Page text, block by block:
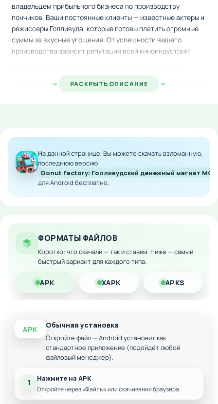
владельцем прибыльного бизнеса по производству
пончиков. Ваши постоянные клиенты — известные актеры и
режиссеры Голливуда, которые готовы платить огромные
суммы за вкусные угощения. От успешности вашего
производства зависит репутация всей киноиндустрии!
современную технику и качественные ингредиенты.
Каждое улучшение приносит вам ближе к статусу
о нехватке средств. Станьте королём сладкого бизнеса и
покорите вершину успеха вместе со звёздами кино!
Особенности мода:
Неограниченный прогресс в бизнесе
РАСКРЫТЬ ОПИСАНИЕ
На данной странице, Вы можете скачать взломанную,
последнюю версию
Donut Factory: Голливудский денежный магнат MOD
для Android бесплатно.
ФОРМАТЫ ФАЙЛОВ
Коротко: что скачали — так и ставим. Ниже — самый
быстрый вариант для каждого типа.
APK XAPK APKS
APK Обычная установка
Откройте файл — Android установит как
стандартное приложение (подойдёт любой
файловый менеджер).
1 Нажмите на APK
Откройте через «Файлы» или скачивания браузера.